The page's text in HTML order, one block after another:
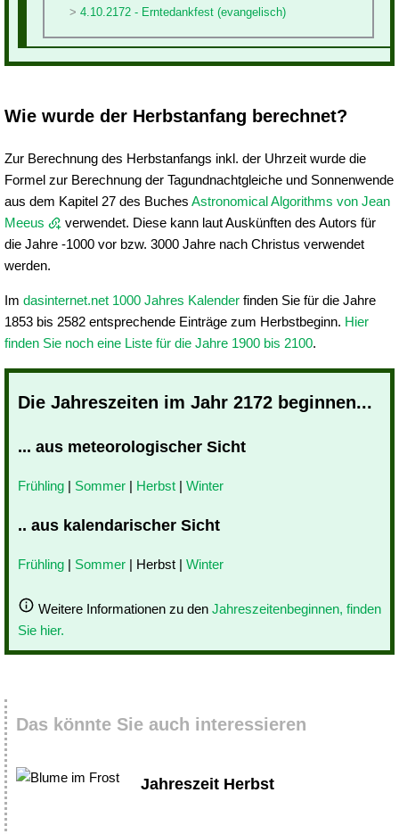
4.10.2172 - Erntedankfest (evangelisch)
Wie wurde der Herbstanfang berechnet?
Zur Berechnung des Herbstanfangs inkl. der Uhrzeit wurde die
Formel zur Berechnung der Tagundnachtgleiche und Sonnenwende
aus dem Kapitel 27 des Buches Astronomical Algorithms von Jean
Meeus
verwendet. Diese kann laut Auskünften des Autors für
die Jahre -1000 vor bzw. 3000 Jahre nach Christus verwendet
werden.
Im dasinternet.net 1000 Jahres Kalender finden Sie für die Jahre
1853 bis 2582 entsprechende Einträge zum Herbstbeginn. Hier
finden Sie noch eine Liste für die Jahre 1900 bis 2100.
Die Jahreszeiten im Jahr 2172 beginnen...
... aus meteorologischer Sicht
Frühling | Sommer | Herbst | Winter
.. aus kalendarischer Sicht
Frühling | Sommer | Herbst | Winter
Weitere Informationen zu den Jahreszeitenbeginnen, finden
Sie hier.
Das könnte Sie auch interessieren
Jahreszeit Herbst